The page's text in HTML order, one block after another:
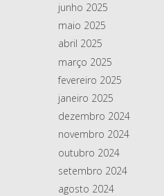
junho 2025
maio 2025
abril 2025
março 2025
fevereiro 2025
janeiro 2025
dezembro 2024
novembro 2024
outubro 2024
setembro 2024
agosto 2024